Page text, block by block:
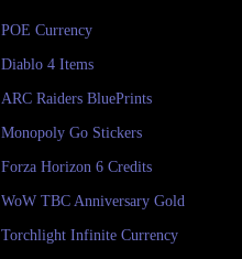
POE Currency
Diablo 4 Items
ARC Raiders BluePrints
Monopoly Go Stickers
Forza Horizon 6 Credits
WoW TBC Anniversary Gold
Torchlight Infinite Currency